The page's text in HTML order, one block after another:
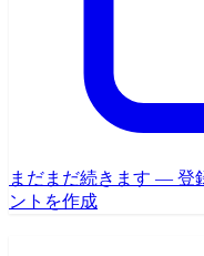
まだまだ続きます — 登
ントを作成